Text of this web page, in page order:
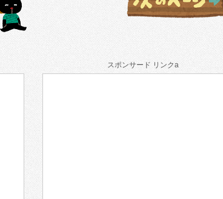
スポンサード リンクa